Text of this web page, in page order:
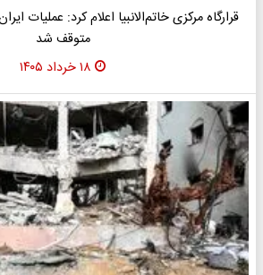
قرارگاه مرکزی خاتم‌الانبیا اعلام کرد: عملیات
متوقف شد
۱۸ خرداد ۱۴۰۵